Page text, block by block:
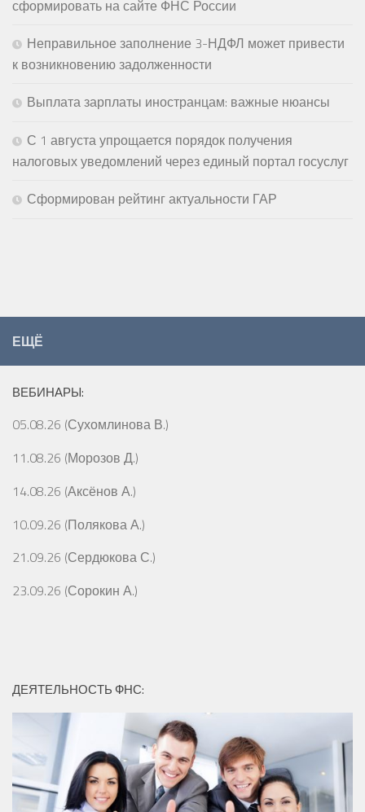
сформировать на сайте ФНС России
Неправильное заполнение 3-НДФЛ может привести
к возникновению задолженности
Выплата зарплаты иностранцам: важные нюансы
С 1 августа упрощается порядок получения
налоговых уведомлений через единый портал госуслуг
Сформирован рейтинг актуальности ГАР
ЕЩЁ
ВЕБИНАРЫ:
05.08.26 (Сухомлинова В.)
11.08.26 (Морозов Д.)
14.08.26 (Аксёнов А.)
10.09.26 (Полякова А.)
21.09.26 (Сердюкова С.)
23.09.26 (Сорокин А.)
ДЕЯТЕЛЬНОСТЬ ФНС: